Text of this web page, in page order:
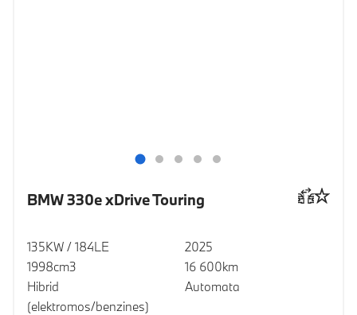
BMW 330e xDrive Touring
135KW / 184LE
1998cm3
Hibrid
(elektromos/benzines)
2025
16 600km
Automata